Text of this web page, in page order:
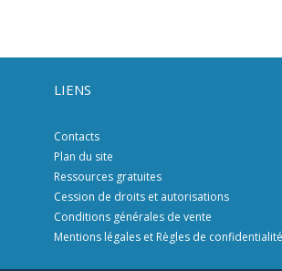
LIENS
Contacts
Plan du site
Ressources gratuites
Cession de droits et autorisations
Conditions générales de vente
Mentions légales et Règles de